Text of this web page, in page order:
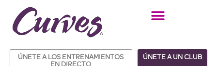
Saltar
contenido
ÚNETE A LOS ENTRENAMIENTOS
ÚNETE A UN CLUB